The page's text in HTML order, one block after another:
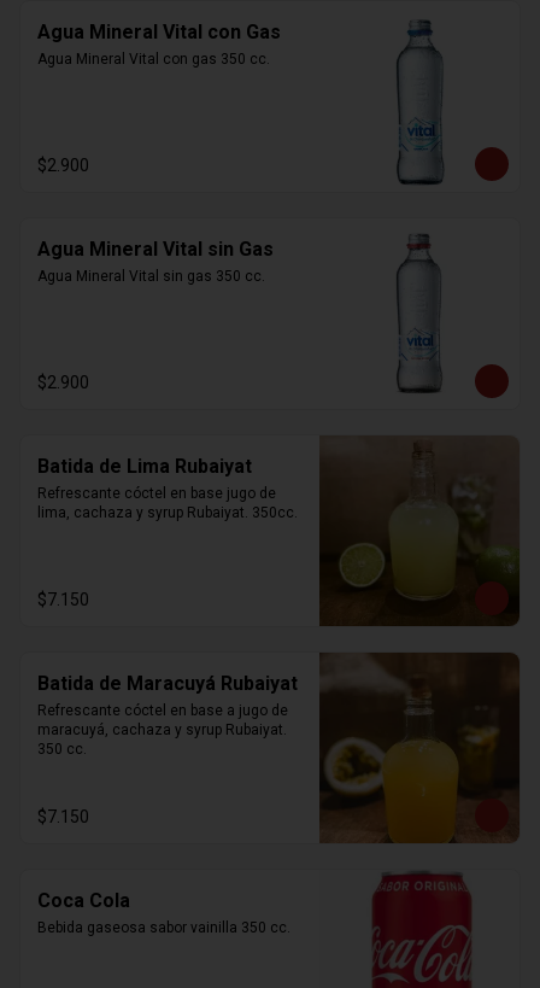
Agua Mineral Vital con Gas
Agua Mineral Vital con gas 350 cc.
$2.900
Agua Mineral Vital sin Gas
Agua Mineral Vital sin gas 350 cc.
$2.900
Batida de Lima Rubaiyat
Refrescante cóctel en base jugo de
lima, cachaza y syrup Rubaiyat. 350cc.
$7.150
Batida de Maracuyá Rubaiyat
Refrescante cóctel en base a jugo de
maracuyá, cachaza y syrup Rubaiyat.
350 cc.
$7.150
Coca Cola
Bebida gaseosa sabor vainilla 350 cc.